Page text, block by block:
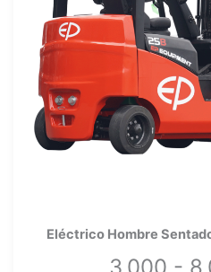
Eléctrico Hombre